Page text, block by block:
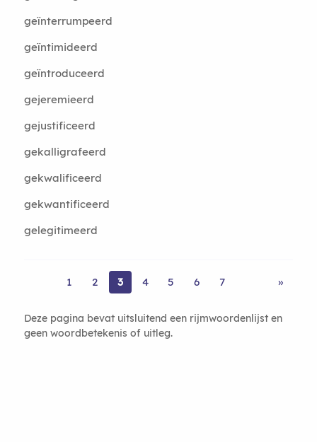
geïnterrumpeerd
geïntimideerd
geïntroduceerd
gejeremieerd
gejustificeerd
gekalligrafeerd
gekwalificeerd
gekwantificeerd
gelegitimeerd
1 2 3 4 5 6 7 »
Deze pagina bevat uitsluitend een rijmwoordenlijst en
geen woordbetekenis of uitleg.